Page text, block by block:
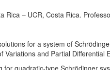
Rica – UCR, Costa Rica.
for a system of
Variations and Partial Differential
for quadratic-type Schrödinger